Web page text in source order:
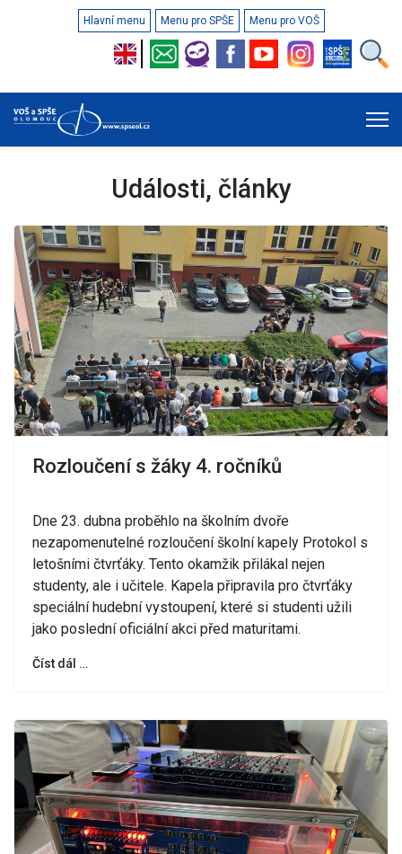
Hlavní menu Menu pro SPŠE Menu pro VOŠ
Události, články
Rozloučení s žáky 4. ročníků
Dne 23. dubna proběhlo na školním dvoře
nezapomenutelné rozloučení školní kapely Protokol s
letošními čtvrťáky. Tento okamžik přilákal nejen
studenty, ale i učitele. Kapela připravila pro čtvrťáky
speciální hudební vystoupení, které si studenti užili
jako poslední oficiální akci před maturitami.
Číst dál …